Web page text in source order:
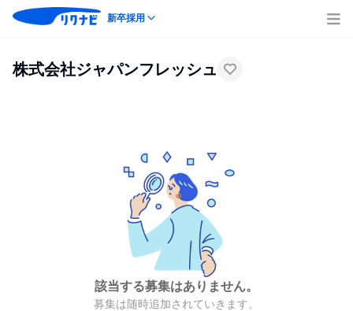
新卒採用
株式会社ジャパンフレッシュ
該当する募集はありません。
募集は随時追加されていきます。